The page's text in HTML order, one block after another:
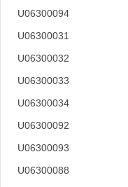
U06300094
U06300031
U06300032
U06300033
U06300034
U06300092
U06300093
U06300088